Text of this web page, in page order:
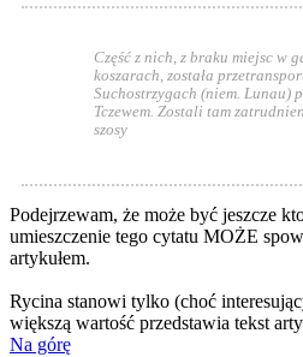
Część z nich, z braku miejsc w
koszarach, została
Suchostrzygach (niem. Lunau)
Tczewem. Zostali tam
szosy
Podejrzewam, że może być jeszcze
umieszczenie tego cytatu MOŻE
artykułem.
Rycina stanowi tylko (choć
większą wartość przedstawia tekst
Na górę